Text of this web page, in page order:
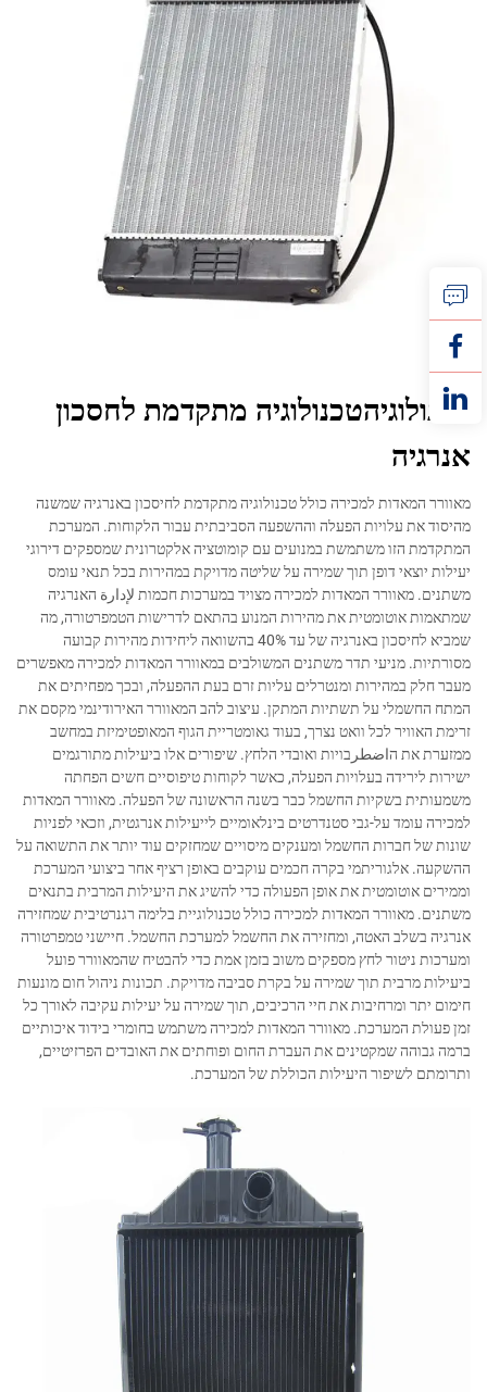
טכנולוגיהטכנולוגיה מתקדמת לחסכון
אנרגיה
מאוורר המאדות למכירה כולל טכנולוגיה מתקדמת לחיסכון באנרגיה שמשנה
מהיסוד את עלויות הפעלה וההשפעה הסביבתית עבור הלקוחות. המערכת
המתקדמת הזו משתמשת במנועים עם קומוטציה אלקטרונית שמספקים דירוגי
יעילות יוצאי דופן תוך שמירה על שליטה מדויקת במהירות בכל תנאי עומס
משתנים. מאוורר המאדות למכירה מצויד במערכות חכמות لإدارة האנרגיה
שמתאמות אוטומטית את מהירות המנוע בהתאם לדרישות הטמפרטורה, מה
שמביא לחיסכון באנרגיה של עד 40% בהשוואה ליחידות מהירות קבועה
מסורתיות. מניעי תדר משתנים המשולבים במאוורר המאדות למכירה מאפשרים
מעבר חלק במהירות ומנטרלים עליות זרם בעת ההפעלה, ובכך מפחיתים את
המתח החשמלי על תשתיות המתקן. עיצוב להב המאוורר האירודינמי מקסם את
זרימת האוויר לכל וואט נצרך, בעוד גאומטריית הגוף המאופטימיזת במחשב
ממזערת את הاضطرבויות ואובדי הלחץ. שיפורים אלו ביעילות מתורגמים
ישירות לירידה בעלויות הפעלה, כאשר לקוחות טיפוסיים חשים הפחתה
משמעותית בשקיות החשמל כבר בשנה הראשונה של הפעלה. מאוורר המאדות
למכירה עומד על-גבי סטנדרטים בינלאומיים לייעילות אנרגטית, וזכאי לפניות
שונות של חברות החשמל ומענקים מיסויים שמחזקים עוד יותר את התשואה על
ההשקעה. אלגוריתמי בקרה חכמים עוקבים באופן רציף אחר ביצועי המערכת
וממירים אוטומטית את אופן הפעולה כדי להשיג את היעילות המרבית בתנאים
משתנים. מאוורר המאדות למכירה כולל טכנולוגיית בלימה רגנרטיבית שמחזירה
אנרגיה בשלב האטה, ומחזירה את החשמל למערכת החשמל. חיישני טמפרטורה
ומערכות ניטור לחץ מספקים משוב בזמן אמת כדי להבטיח שהמאוורר פועל
ביעילות מרבית תוך שמירה על בקרת סביבה מדויקת. תכונות ניהול חום מונעות
חימום יתר ומרחיבות את חיי הרכיבים, תוך שמירה על יעילות עקיבה לאורך כל
זמן פעולת המערכת. מאוורר המאדות למכירה משתמש בחומרי בידוד איכותיים
ברמה גבוהה שמקטינים את העברת החום ופוחתים את האובדים הפרזיטיים,
ותרומתם לשיפור היעילות הכוללת של המערכת.